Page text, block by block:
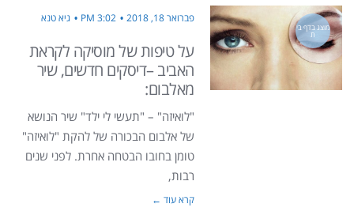
מוצג בדף בי
ת
פברואר 18, 2018 3:02 PM גיא טנא
על טיפות של מוסיקה לקראת
האביב –דיסקים חדשים, שיר
מאלבום:
"לואיזה" – "תעשי לי ילד" שיר הנושא
של אלבום הבכורה של להקת "לואיזה"
טומן בחובו הבטחה אחרת. לפני שנים
רבות,
קרא עוד ←